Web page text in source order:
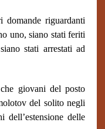
domande riguardanti
uno, siano stati feriti
stati arrestati ad
giovani del posto
del solito negli
delle